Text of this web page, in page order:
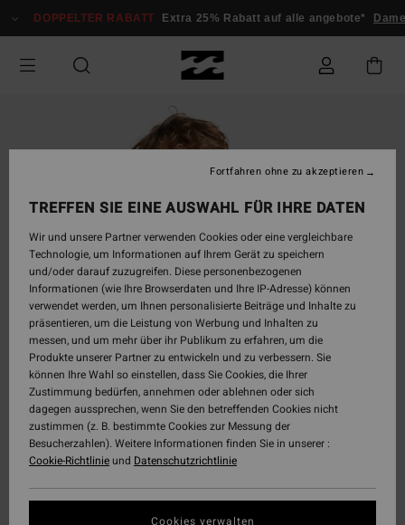
zur
springen
DOPPELTER RABATT Extra 25% Rabatt auf alle angebote* Damen
TREFFEN SIE EINE AUSWAHL FÜR IHRE DATEN
Wir und unsere Partner verwenden Cookies oder eine vergleichbare
Technologie, um Informationen auf Ihrem Gerät zu speichern
und/oder darauf zuzugreifen. Diese personenbezogenen
Informationen (wie Ihre Browserdaten und Ihre IP-Adresse) können
verwendet werden, um Ihnen personalisierte Beiträge und Inhalte zu
präsentieren, um die Leistung von Werbung und Inhalten zu
messen, und um mehr über ihr Publikum zu erfahren, um die
Produkte unserer Partner zu entwickeln und zu verbessern. Sie
können Ihre Wahl so einstellen, dass Sie Cookies, die Ihrer
Zustimmung bedürfen, annehmen oder ablehnen oder sich
dagegen aussprechen, wenn Sie den betreffenden Cookies nicht
zustimmen (z. B. bestimmte Cookies zur Messung der
Besucherzahlen). Weitere Informationen finden Sie in unserer :
Cookie-Richtlinieund Datenschutzrichtlinie
Cookies verwalten
Fortfahren ohne zu akzeptieren